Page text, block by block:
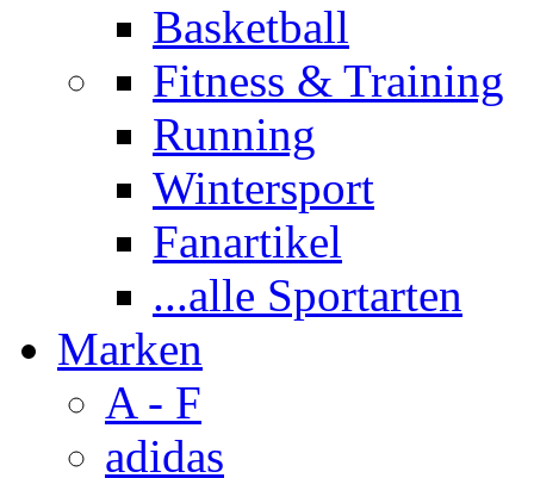
Basketball
Fitness & Training
Running
Wintersport
Fanartikel
...alle Sportarten
Marken
A - F
adidas